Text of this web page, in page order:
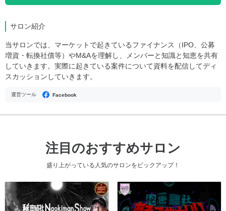
サロン紹介
当サロンでは、マーケットで起きているファイナンス（IPO、公募
増資・転換社債等）やM&Aを理解し、メンバーと知識と知恵を共有
していきます。実際に起きている案件について資料を配信してディ
スカッションしていきます。
運営ツール Facebook
注目のおすすめサロン
盛り上がっている人気のサロンをピックアップ！